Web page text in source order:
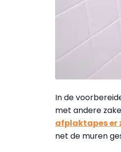
In de
met andere
afplaktapes er
net de muren